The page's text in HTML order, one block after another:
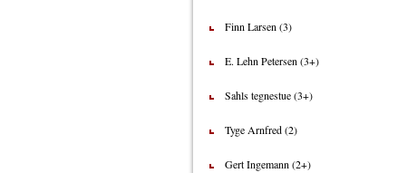
Finn Larsen (3)
E. Lehn Petersen (3+)
Sahls tegnestue (3+)
Tyge Arnfred (2)
Gert Ingemann (2+)